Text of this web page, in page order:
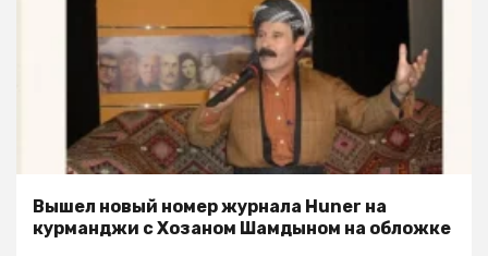
Вышел новый номер журнала Huner на
курманджи с Хозаном Шамдыном на обложке